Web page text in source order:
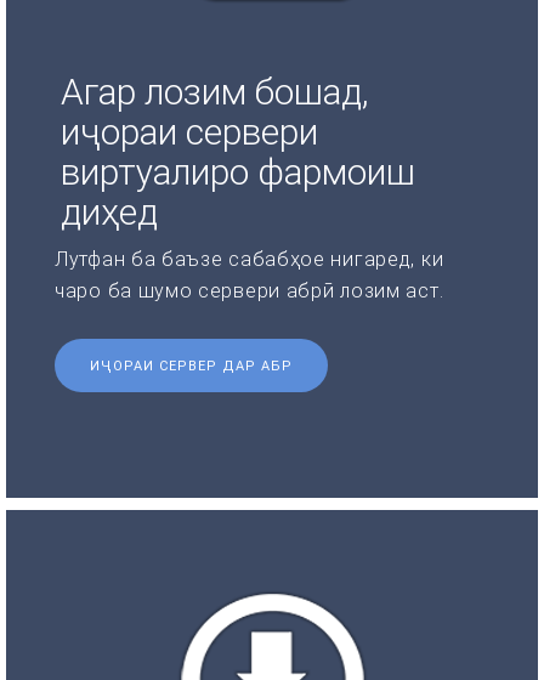
Агар лозим бошад,
иҷораи сервери
виртуалиро фармоиш
диҳед
Лутфан ба баъзе сабабҳое нигаред, ки
чаро ба шумо сервери абрӣ лозим аст.
ИҶОРАИ СЕРВЕР ДАР АБР